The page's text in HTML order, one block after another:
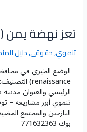
تعز نهضة يمن (Yemen renaissance)
تنموي,حقوقي,دليل
الرئيسي والعنوان
تنموي أبرز مشاريعه –
النازحين والمجتمع
بوك 771632363
تعز
نهضة
يمن
(Yemen
renaissance)